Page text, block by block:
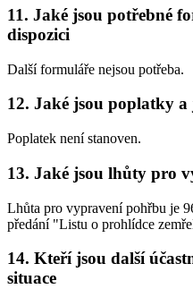
11. Jaké jsou potřebné
dispozici
Další formuláře nejsou potřeba.
12. Jaké jsou poplatky
Poplatek není stanoven.
13. Jaké jsou lhůty pro
Lhůta pro vypravení pohřbu je
předání "Listu o prohlídce
14. Kteří jsou další
situace